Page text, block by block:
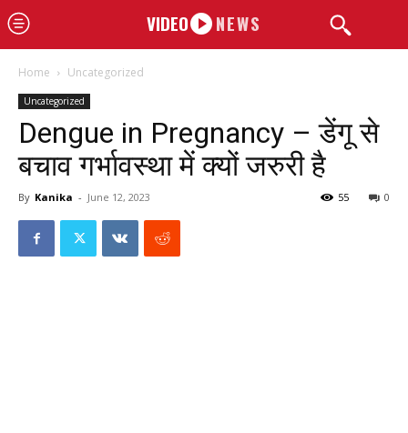
VIDEO NEWS
Home Uncategorized
Uncategorized
Dengue in Pregnancy – डेंगू से
बचाव गर्भावस्था में क्यों जरुरी है
By Kanika - June 12, 2023 0
55